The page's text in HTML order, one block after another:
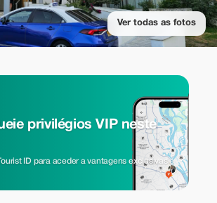
Ver todas as fotos
privilégios VIP neste
ID para aceder a vantagens exclusivas e